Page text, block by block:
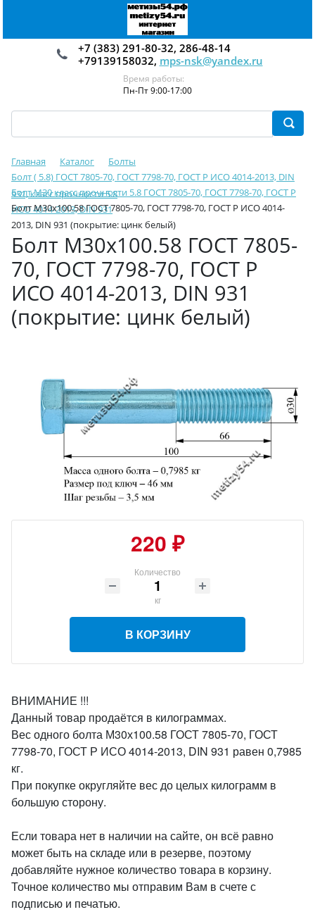
+7 (383) 291-80-32, 286-48-14
+79139158032, mps-nsk@yandex.ru
Время работы:
Пн-Пт 9:00-17:00
Главная Каталог
Болты
Болт ( 5.8) ГОСТ 7805-70, ГОСТ 7798-70, ГОСТ Р ИСО 4014-2013, DIN
931, класс прочности 5.8
Болт М30 класс прочности 5.8 ГОСТ 7805-70, ГОСТ 7798-70, ГОСТ Р
ИСО 4014-2013, DIN 931
Болт М30х100.58 ГОСТ 7805-70, ГОСТ 7798-70, ГОСТ Р ИСО 4014-
2013, DIN 931 (покрытие: цинк белый)
Болт М30х100.58 ГОСТ 7805-
70, ГОСТ 7798-70, ГОСТ Р
ИСО 4014-2013, DIN 931
(покрытие: цинк белый)
220 ₽
Количество
кг
В КОРЗИНУ
ВНИМАНИЕ !!!
Данный товар продаётся в килограммах.
Вес одного болта М30х100.58 ГОСТ 7805-70, ГОСТ
7798-70, ГОСТ Р ИСО 4014-2013, DIN 931 равен 0,7985
кг.
При покупке округляйте вес до целых килограмм в
большую сторону.
Если товара нет в наличии на сайте, он всё равно
может быть на складе или в резерве, поэтому
добавляйте нужное количество товара в корзину.
Точное количество мы отправим Вам в счете с
подписью и печатью.